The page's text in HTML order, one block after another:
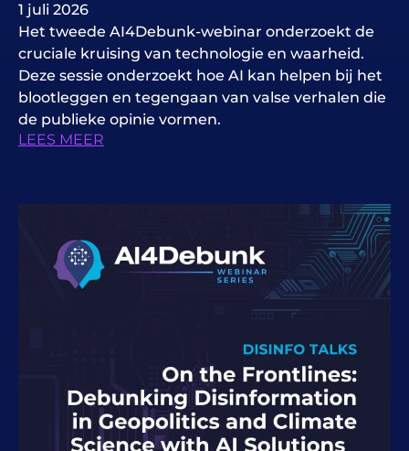
1 juli 2026
Het tweede AI4Debunk-webinar onderzoekt de
cruciale kruising van technologie en waarheid.
Deze sessie onderzoekt hoe AI kan helpen bij het
blootleggen en tegengaan van valse verhalen die
de publieke opinie vormen.
LEES MEER